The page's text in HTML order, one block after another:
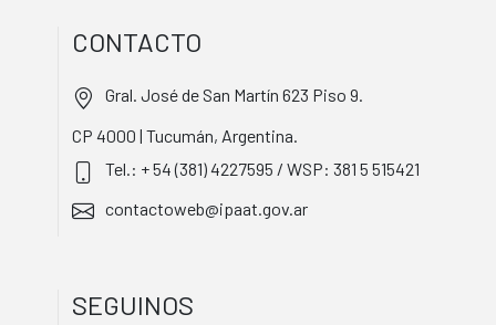
CONTACTO
Gral. José de San Martín 623 Piso 9.
CP 4000 | Tucumán, Argentina.
Tel.: + 54 (381) 4227595 / WSP: 381 5 515421
contactoweb@ipaat.gov.ar
SEGUINOS